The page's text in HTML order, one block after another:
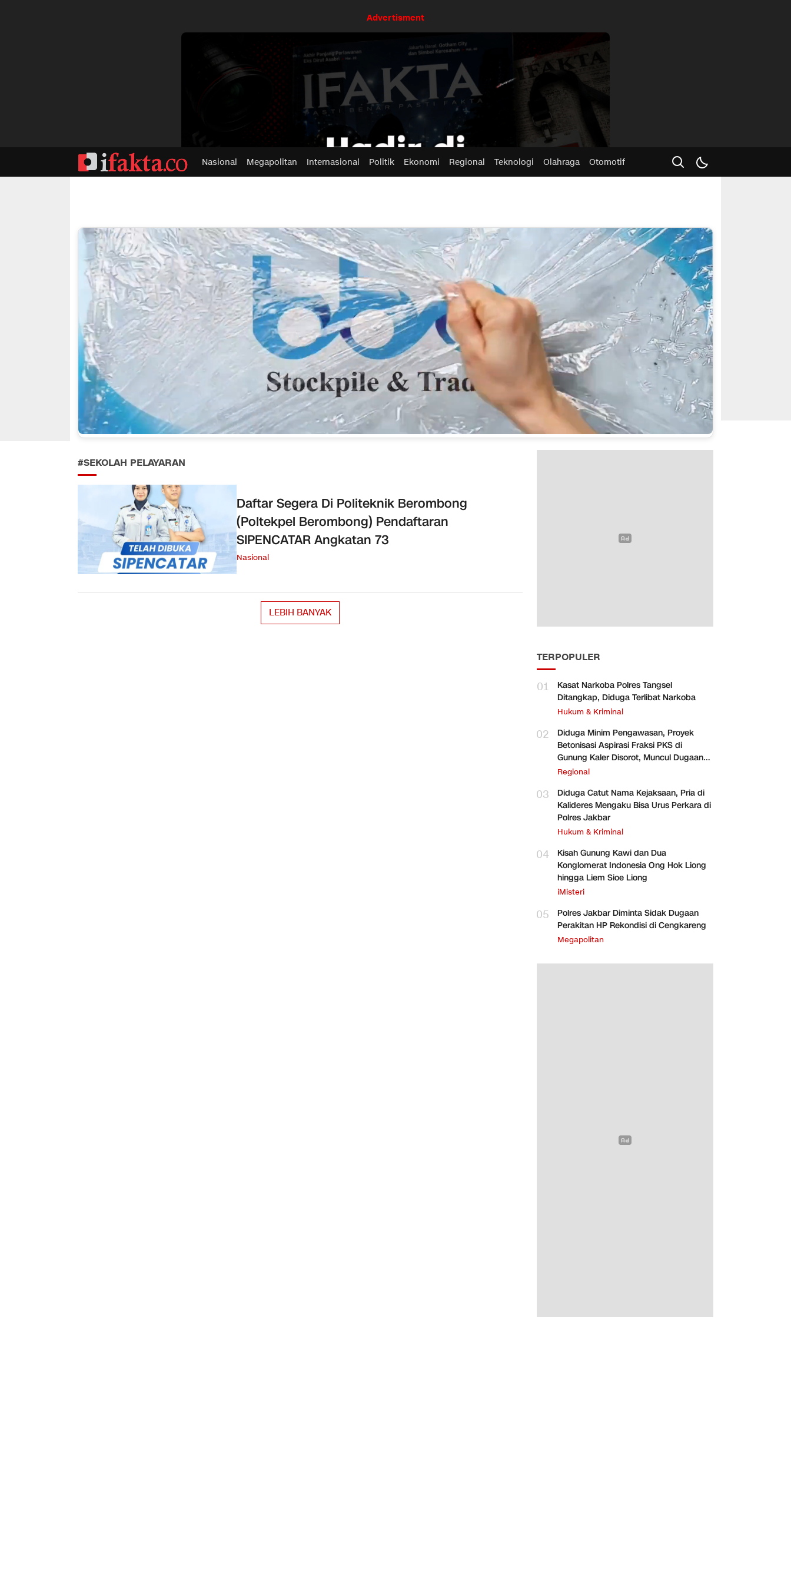
Advertisment
Nasional Megapolitan Internasional Politik Ekonomi Regional Teknologi Olahraga Otomotif
#SEKOLAH PELAYARAN
Daftar Segera Di Politeknik Berombong
(Poltekpel Berombong) Pendaftaran
SIPENCATAR Angkatan 73
Nasional
LEBIH BANYAK
TERPOPULER
01
Kasat Narkoba Polres Tangsel
Ditangkap, Diduga Terlibat Narkoba
Hukum & Kriminal
02
Diduga Minim Pengawasan, Proyek
Betonisasi Aspirasi Fraksi PKS di
Gunung Kaler Disorot, Muncul Dugaan
Pengurangan Volume
Regional
03
Diduga Catut Nama Kejaksaan, Pria di
Kalideres Mengaku Bisa Urus Perkara di
Polres Jakbar
Hukum & Kriminal
04
Kisah Gunung Kawi dan Dua
Konglomerat Indonesia Ong Hok Liong
hingga Liem Sioe Liong
iMisteri
05
Polres Jakbar Diminta Sidak Dugaan
Perakitan HP Rekondisi di Cengkareng
Megapolitan